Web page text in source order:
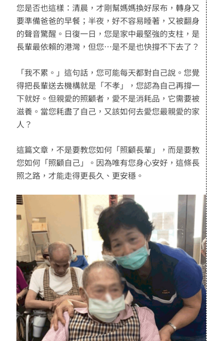
您是否也這樣：清晨，才剛幫媽媽換好尿布，轉身又
要準備爸爸的早餐；半夜，好不容易睡著，又被翻身
的聲音驚醒。日復一日，您是家中最堅強的支柱，是
長輩最依賴的港灣，但您…是不是也快撐不下去了？
「我不累。」這句話，您可能每天都對自己說。您覺
得把長輩送去機構就是「不孝」，您認為自己再撐一
下就好。但親愛的照顧者，愛不是消耗品，它需要被
滋養。當您耗盡了自己，又該如何去愛您最親愛的家
人？
這篇文章，不是要教您如何「照顧長輩」，而是要教
您如何「照顧自己」。因為唯有您身心安好，這條長
照之路，才能走得更長久、更安穩。